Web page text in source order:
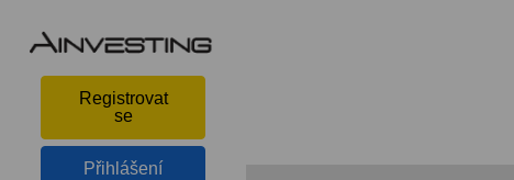
Registrovat
se
Přihlášení